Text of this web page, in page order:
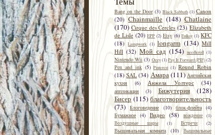
Bang on the Door (3) Black Sabbath (1) Canon
(20) Chainmaille (148) Chatlaine
(170) Cirque des Cercles (23) Elizabeth
de Lisle (20) EPP (2) Etsy (6) Folksy (1) KFC
(18) Lampwork (1) longarm (134) Mill
Hill (32) Mой сад (154) needleroll (1)
Nintendo Wii (3) Ozzy(1)Pay It Forward (PIF)(2)
Pen and ink (5) Pinterest (1) Round Robin
(18) SAL (34) Амара(111) Английская
кухня
(6) Анжела Уолтерс (34)
аппликация (3) Бижутерия
(128)
Бисер (115) благотворительность
(73) Блоговедение (10) блок-флейта (4)
Бумажное (4) Видео (58) вождение (1)
Воздушные шары
(1) Встречи (2)
Вышивальная комната (10)
Вышивальные